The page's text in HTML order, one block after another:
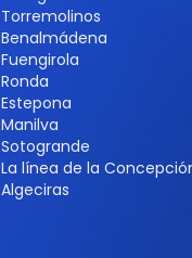
Torremolinos
Benalmádena
Fuengirola
Ronda
Estepona
Manilva
Sotogrande
La línea de la
Algeciras